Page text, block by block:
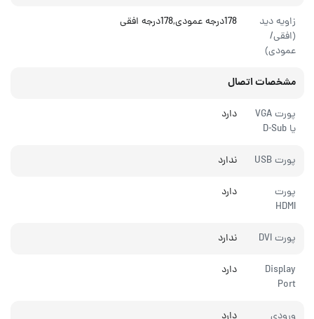
زاویه دید
(افقی/
عمودی)
178درجه عمودی,178درجه افقی
مشخصات اتصال
پورت VGA
یا D-Sub
دارد
پورت USB ندارد
پورت
HDMI
دارد
پورت DVI ندارد
Display
Port
دارد